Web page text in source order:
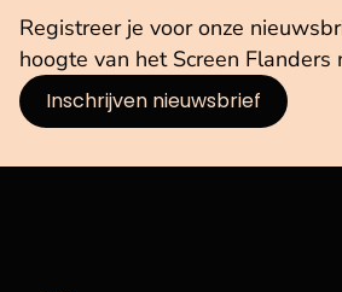
Registreer je voor onze
hoogte van het Screen Flanders
Inschrijven nieuwsbrief